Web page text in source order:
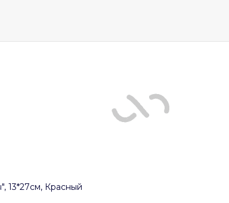
13*27см, Красный